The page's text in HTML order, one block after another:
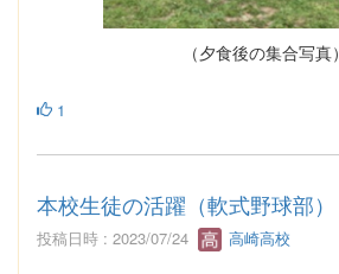
（夕食後の集合写真）
1
本校生徒の活躍（軟式野球部）
投稿日時 : 2023/07/24 高崎高校